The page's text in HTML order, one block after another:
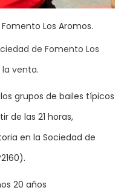
Los Aromos.
de Fomento Los
venta.
grupos de bailes típicos
de las 21 horas,
en la Sociedad de
20 años